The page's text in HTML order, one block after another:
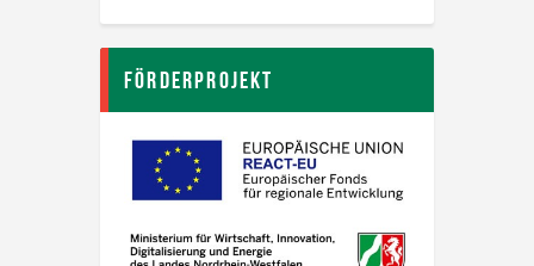
Förderprojekt